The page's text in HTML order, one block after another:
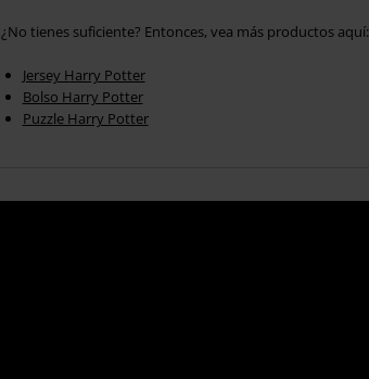
¿No tienes suficiente? Entonces, vea más productos aquí:
Jersey Harry Potter
Bolso Harry Potter
Puzzle Harry Potter